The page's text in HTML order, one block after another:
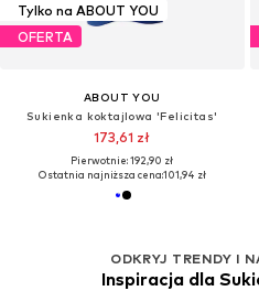
Tylko na ABOUT YOU
OFERTA
ABOUT YOU
Sukienka koktajlowa 'Felicitas'
173,61 zł
Pierwotnie: 192,90 zł
Ostatnia najniższa cena:101,94 zł
ODKRYJ TRENDY I
Inspiracja dla